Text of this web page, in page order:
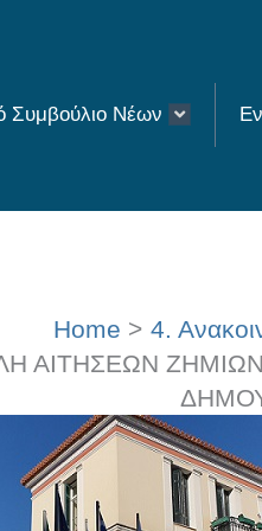
Συμβούλιο Νέων
Home 4.
ΑΙΤΗΣΕΩΝ
ΔΗΜΟΥ